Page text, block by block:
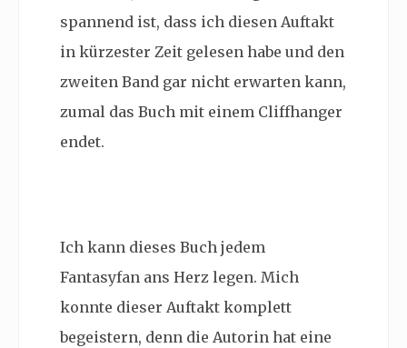
spannend ist, dass ich diesen Auftakt
in kürzester Zeit gelesen habe und den
zweiten Band gar nicht erwarten kann,
zumal das Buch mit einem Cliffhanger
endet.
Ich kann dieses Buch jedem
Fantasyfan ans Herz legen. Mich
konnte dieser Auftakt komplett
begeistern, denn die Autorin hat eine